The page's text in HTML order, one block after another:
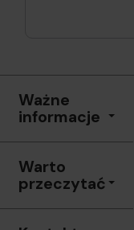
Ważne
informacje
Warto
przeczytać